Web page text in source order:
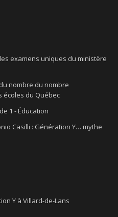
examens uniques du ministère
nombre du nombre
écoles du Québec
1 - Éducation
Casilli : Génération Y… mythe
Y à Villard-de-Lans